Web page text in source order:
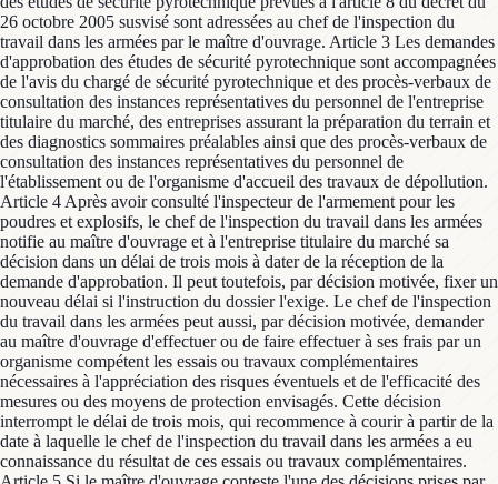
26 octobre 2005 susvisé sont adressées au chef de l'inspection du
travail dans les armées par le maître d'ouvrage. Article 3 Les demandes
d'approbation des études de sécurité pyrotechnique sont accompagnées
de l'avis du chargé de sécurité pyrotechnique et des procès-verbaux de
consultation des instances représentatives du personnel de l'entreprise
titulaire du marché, des entreprises assurant la préparation du terrain et
des diagnostics sommaires préalables ainsi que des procès-verbaux de
consultation des instances représentatives du personnel de
l'établissement ou de l'organisme d'accueil des travaux de dépollution.
Article 4 Après avoir consulté l'inspecteur de l'armement pour les
poudres et explosifs, le chef de l'inspection du travail dans les armées
notifie au maître d'ouvrage et à l'entreprise titulaire du marché sa
décision dans un délai de trois mois à dater de la réception de la
demande d'approbation. Il peut toutefois, par décision motivée, fixer un
nouveau délai si l'instruction du dossier l'exige. Le chef de l'inspection
du travail dans les armées peut aussi, par décision motivée, demander
au maître d'ouvrage d'effectuer ou de faire effectuer à ses frais par un
organisme compétent les essais ou travaux complémentaires
nécessaires à l'appréciation des risques éventuels et de l'efficacité des
mesures ou des moyens de protection envisagés. Cette décision
interrompt le délai de trois mois, qui recommence à courir à partir de la
date à laquelle le chef de l'inspection du travail dans les armées a eu
connaissance du résultat de ces essais ou travaux complémentaires.